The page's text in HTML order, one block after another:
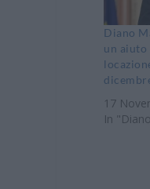
Diano
un aiuto
17
In